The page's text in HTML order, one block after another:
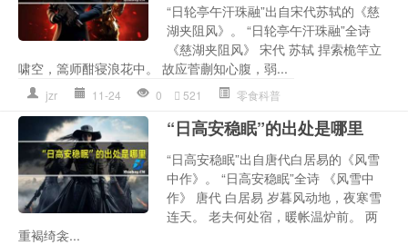
“日轮亭午汗珠融”出自宋代苏轼的《慈
湖夹阻风》。 “日轮亭午汗珠融”全诗
《慈湖夹阻风》 宋代 苏轼 捍索桅竿立
啸空，篙师酣寝浪花中。 故应菅蒯知心腹，弱...
jzr 11-24 0 521 零食科普
“日高安稳眠”的出处是哪里
“日高安稳眠”出自唐代白居易的《风雪
中作》。 “日高安稳眠”全诗 《风雪中
作》 唐代 白居易 岁暮风动地，夜寒雪
连天。 老夫何处宿，暖帐温炉前。 两
重褐绮衾...